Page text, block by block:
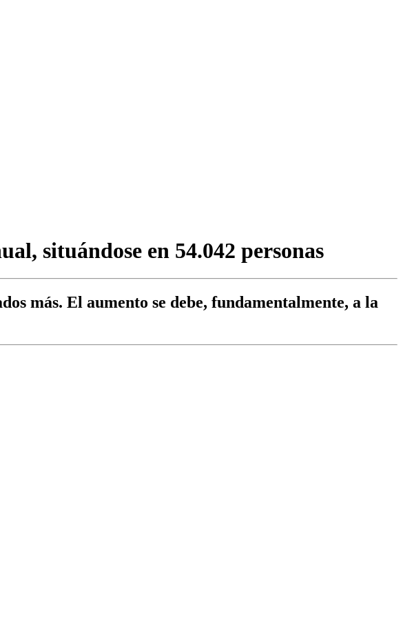
situándose en 54.042 personas
más. El aumento se debe, fundamentalmente, a la